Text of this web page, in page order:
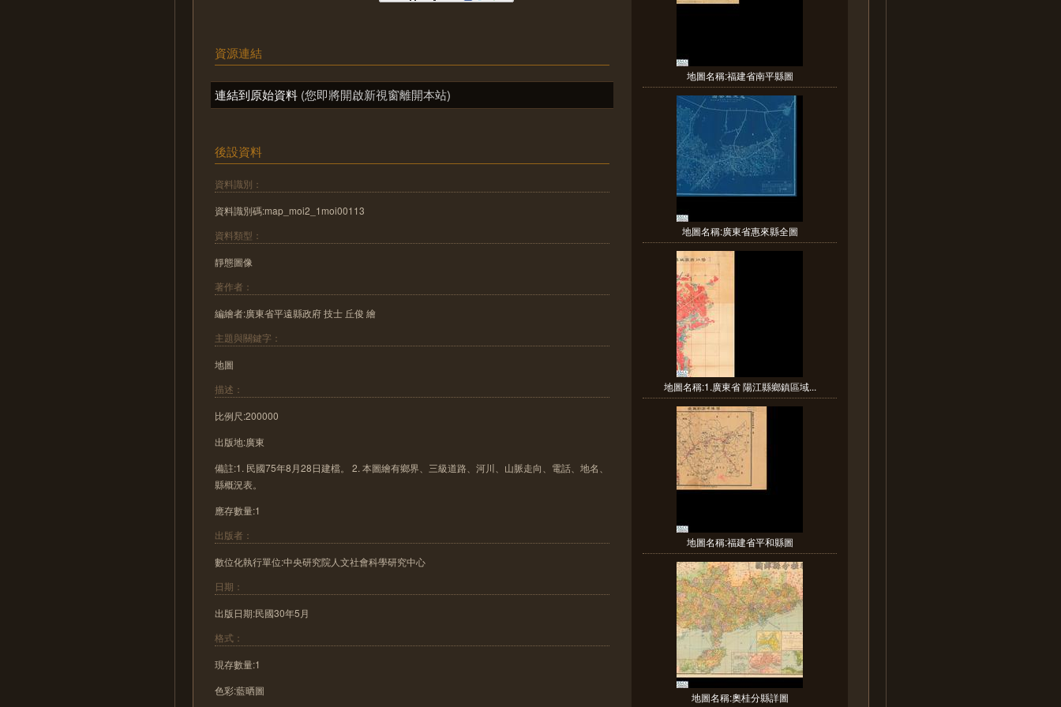
資源連結
連結到原始資料 (您即將開啟新視窗離開本站)
後設資料
資料識別：
資料識別碼:map_moi2_1moi00113
資料類型：
靜態圖像
著作者：
編繪者:廣東省平遠縣政府 技士 丘俊 繪
主題與關鍵字：
地圖
描述：
比例尺:200000
出版地:廣東
備註:1. 民國75年8月28日建檔。 2. 本圖繪有鄉界、三級道路、河川、山脈走向、電話、地名、
縣概況表。
應存數量:1
出版者：
數位化執行單位:中央研究院人文社會科學研究中心
日期：
出版日期:民國30年5月
格式：
現存數量:1
色彩:藍晒圖
地圖名稱:福建省南平縣圖
地圖名稱:廣東省惠來縣全圖
地圖名稱:1.廣東省 陽江縣鄉鎮區域...
地圖名稱:福建省平和縣圖
地圖名稱:奧桂分縣詳圖